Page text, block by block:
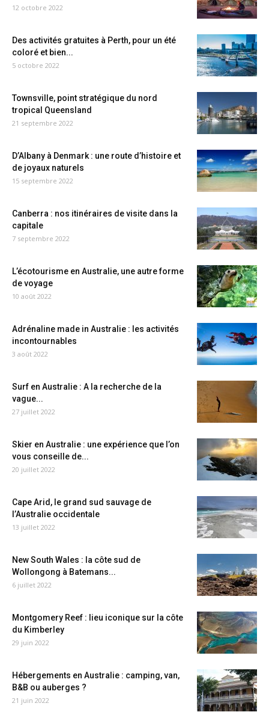
12 octobre 2022
Des activités gratuites à Perth, pour un été
coloré et bien...
5 octobre 2022
Townsville, point stratégique du nord
tropical Queensland
21 septembre 2022
D’Albany à Denmark : une route d’histoire et
de joyaux naturels
15 septembre 2022
Canberra : nos itinéraires de visite dans la
capitale
7 septembre 2022
L’écotourisme en Australie, une autre forme
de voyage
10 août 2022
Adrénaline made in Australie : les activités
incontournables
3 août 2022
Surf en Australie : A la recherche de la
vague...
27 juillet 2022
Skier en Australie : une expérience que l’on
vous conseille de...
20 juillet 2022
Cape Arid, le grand sud sauvage de
l’Australie occidentale
13 juillet 2022
New South Wales : la côte sud de
Wollongong à Batemans...
6 juillet 2022
Montgomery Reef : lieu iconique sur la côte
du Kimberley
29 juin 2022
Hébergements en Australie : camping, van,
B&B ou auberges ?
21 juin 2022